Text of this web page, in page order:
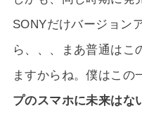
SONYだけバージョン
ら、、、まあ普通はこ
ますからね。僕はこの
プのスマホに未来はな